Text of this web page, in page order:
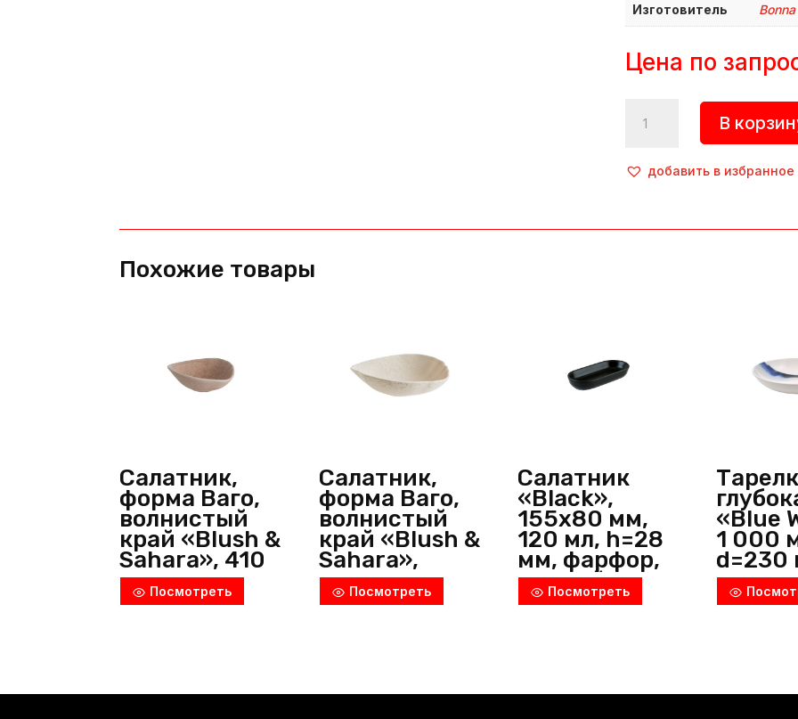
Изготовитель
Цена по
товара
форма
фарфор,
белый,
В
добавить в избранное
Похожие товары
Салатник,
форма Ваго,
волнистый
край «Blush &
Sahara», 410
мл, d=140 мм,
h=50 мм,
(Турция)
Посмотреть
Салатник,
форма Ваго,
волнистый
край «Blush &
Sahara»,
190х190 мм,
935 мл, h=78
Посмотреть
Салатник
«Black»,
155х80 мм,
120 мл, h=28
мм, фарфор,
черный,
Bonna
Посмотреть
«Blue
1 000
d=230